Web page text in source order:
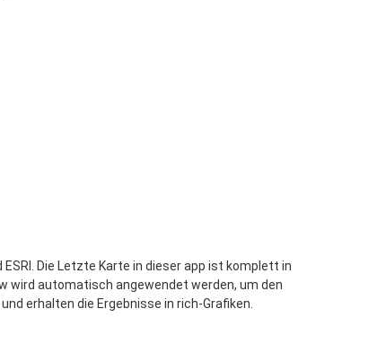
Die Letzte Karte in dieser app ist komplett in
wird automatisch angewendet werden, um den
erhalten die Ergebnisse in rich-Grafiken.